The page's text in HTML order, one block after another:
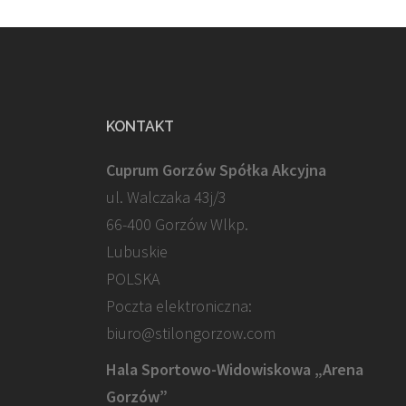
KONTAKT
Cuprum Gorzów Spółka Akcyjna
ul. Walczaka 43j/3
66-400 Gorzów Wlkp.
Lubuskie
POLSKA
Poczta elektroniczna:
biuro@stilongorzow.com
Hala Sportowo-Widowiskowa „Arena
Gorzów”